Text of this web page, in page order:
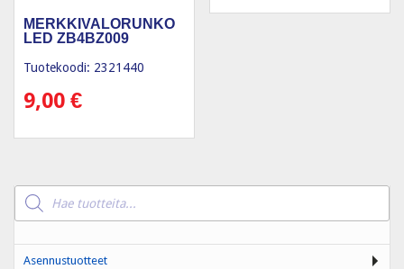
MERKKIVALORUNKO
LED ZB4BZ009
Tuotekoodi: 2321440
9,00 €
Products
search
Asennustuotteet